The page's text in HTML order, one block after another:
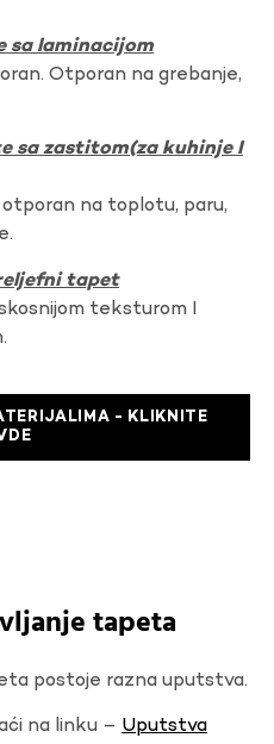
sa laminacijom
Otporan na grebanje,
sa zastitom(za kuhinje I
na toplotu, paru,
tapet
teksturom I
- KLIKNITE
tapeta
postoje razna uputstva.
na linku – Uputstva